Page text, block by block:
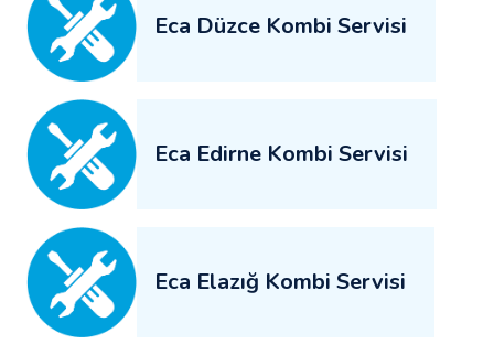
Eca Düzce Kombi Servisi
Eca Edirne Kombi Servisi
Eca Elazığ Kombi Servisi